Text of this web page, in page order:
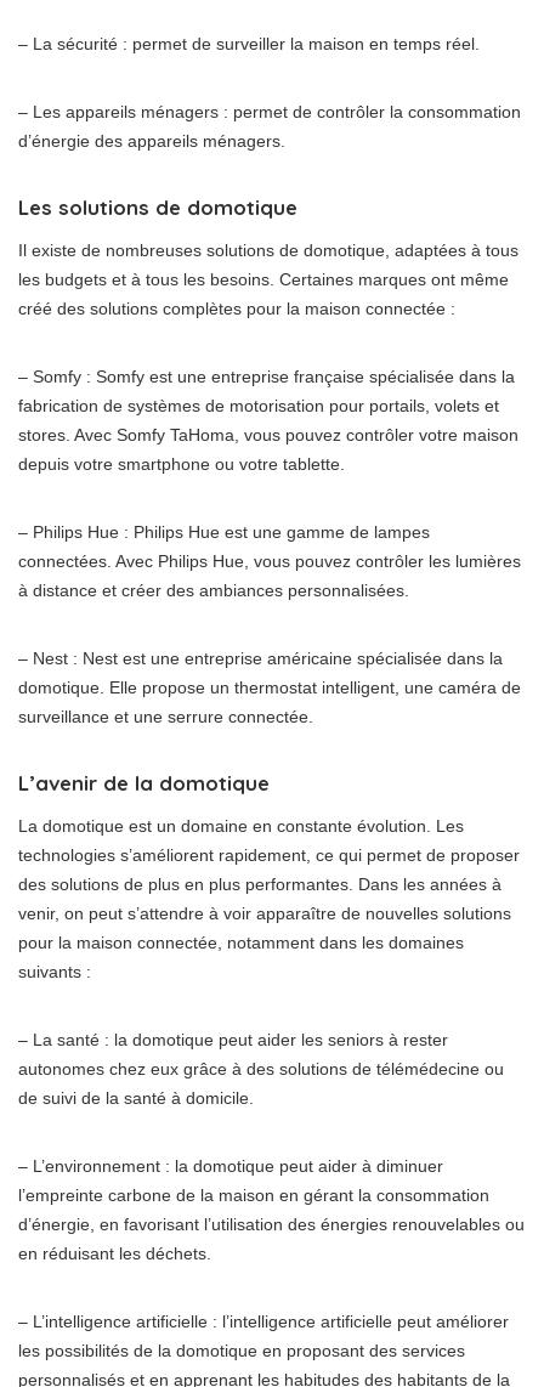
– La sécurité : permet de surveiller la maison en temps réel.
– Les appareils ménagers : permet de contrôler la consommation
d’énergie des appareils ménagers.
Les solutions de domotique
Il existe de nombreuses solutions de domotique, adaptées à tous
les budgets et à tous les besoins. Certaines marques ont même
créé des solutions complètes pour la maison connectée :
– Somfy : Somfy est une entreprise française spécialisée dans la
fabrication de systèmes de motorisation pour portails, volets et
stores. Avec Somfy TaHoma, vous pouvez contrôler votre maison
depuis votre smartphone ou votre tablette.
– Philips Hue : Philips Hue est une gamme de lampes
connectées. Avec Philips Hue, vous pouvez contrôler les lumières
à distance et créer des ambiances personnalisées.
– Nest : Nest est une entreprise américaine spécialisée dans la
domotique. Elle propose un thermostat intelligent, une caméra de
surveillance et une serrure connectée.
L’avenir de la domotique
La domotique est un domaine en constante évolution. Les
technologies s’améliorent rapidement, ce qui permet de proposer
des solutions de plus en plus performantes. Dans les années à
venir, on peut s’attendre à voir apparaître de nouvelles solutions
pour la maison connectée, notamment dans les domaines
suivants :
– La santé : la domotique peut aider les seniors à rester
autonomes chez eux grâce à des solutions de télémédecine ou
de suivi de la santé à domicile.
– L’environnement : la domotique peut aider à diminuer
l’empreinte carbone de la maison en gérant la consommation
d’énergie, en favorisant l’utilisation des énergies renouvelables ou
en réduisant les déchets.
– L’intelligence artificielle : l’intelligence artificielle peut améliorer
les possibilités de la domotique en proposant des services
personnalisés et en apprenant les habitudes des habitants de la